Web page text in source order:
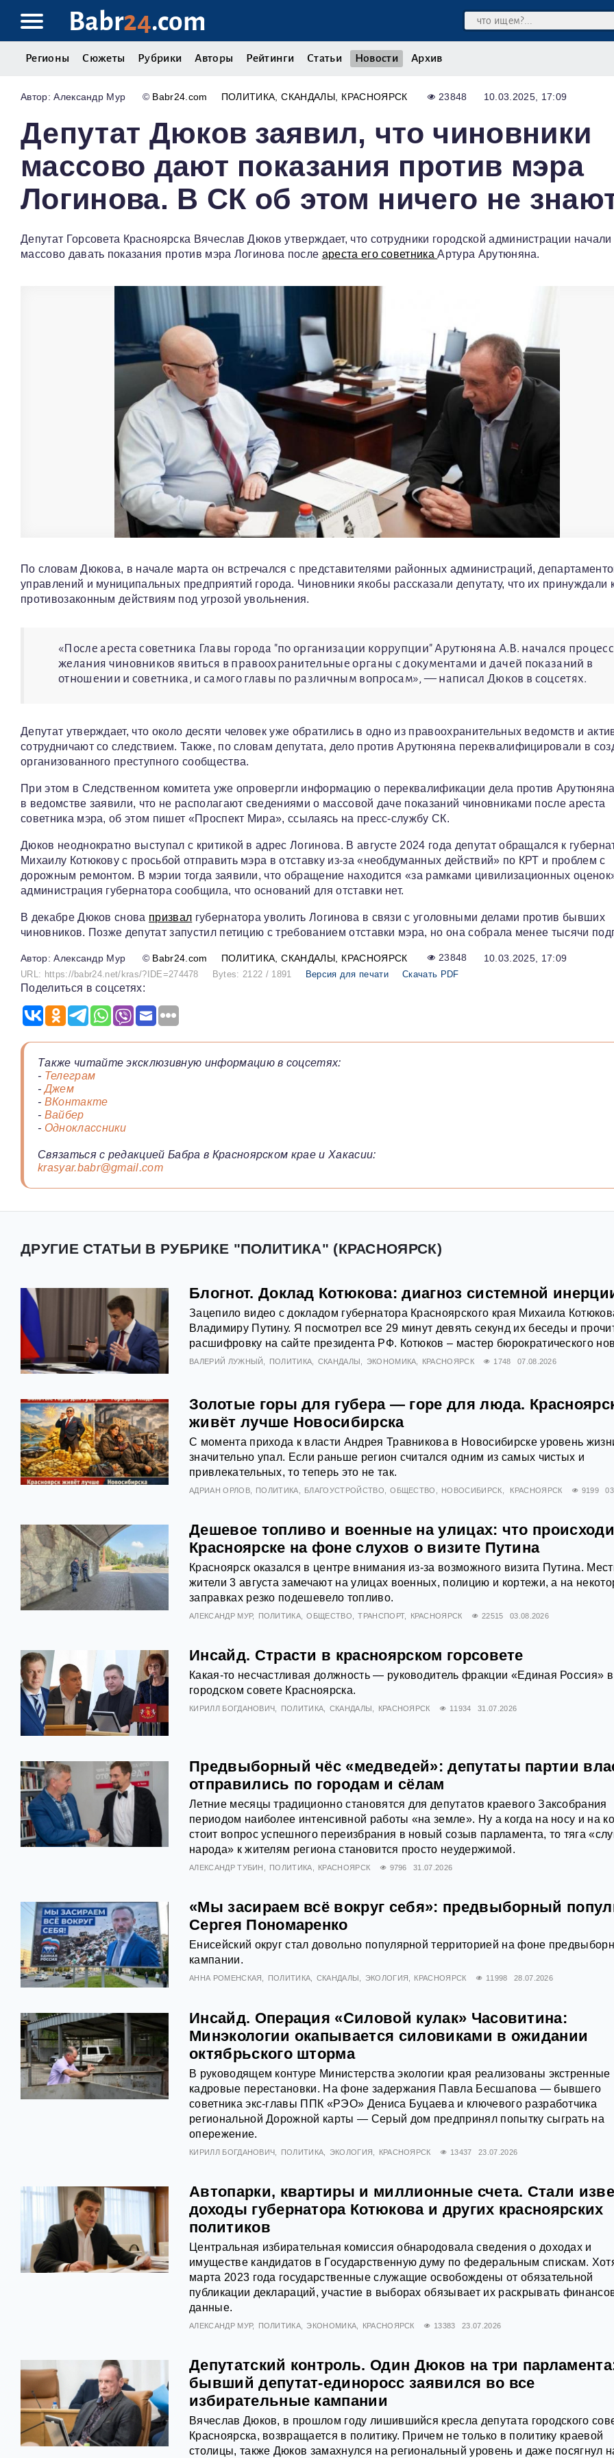
Babr24.com
Регионы Сюжеты Рубрики Авторы Рейтинги Статьи Новости Архив
Александр Мур © Babr24.com ПОЛИТИКА СКАНДАЛЫ КРАСНОЯРСК 23848 10.03.2025, 17:09
Депутат Дюков заявил, что чиновники
массово дают показания против мэра
Логинова. В СК об этом ничего не
Депутат Горсовета Красноярска Вячеслав Дюков утверждает, что сотрудники городской администрации начали
массово давать показания против мэра Логинова после ареста его советникаАртура Арутюняна.
По словам Дюкова, в начале марта он встречался с представителями районных администраций,
управлений и муниципальных предприятий города. Чиновники якобы рассказали депутату, что их принуждали
противозаконным действиям под угрозой увольнения.
«После ареста советника Главы города "по организации коррупции" Арутюняна А.В. начался процесс
желания чиновников явиться в правоохранительные органы с документами и дачей показаний в
отношении и советника, и самого главы по различным вопросам», — написал Дюков в соцсетях.
Депутат утверждает, что около десяти человек уже обратились в одно из правоохранительных ведомств и
сотрудничают со следствием. Также, по словам депутата, дело против Арутюняна переквалифицировали в
организованного преступного сообщества.
При этом в Следственном комитета уже опровергли информацию о переквалификации дела против
в ведомстве заявили, что не располагают сведениями о массовой даче показаний чиновниками после ареста
советника мэра, об этом пишет «Проспект Мира», ссылаясь на пресс-службу СК.
Дюков неоднократно выступал с критикой в адрес Логинова. В августе 2024 года депутат обращался к
Михаилу Котюкову с просьбой отправить мэра в отставку из-за «необдуманных действий» по КРТ и проблем с
дорожным ремонтом. В мэрии тогда заявили, что обращение находится «за рамками цивилизационных
администрация губернатора сообщила, что оснований для отставки нет.
В декабре Дюков снова призвал губернатора уволить Логинова в связи с уголовными делами против бывших
чиновников. Позже депутат запустил петицию с требованием отставки мэра, но она собрала менее тысячи
Александр Мур © Babr24.com ПОЛИТИКА СКАНДАЛЫ КРАСНОЯРСК 23848 10.03.2025, 17:09
URL: https://babr24.net/kras/?IDE=274478 Bytes: 2122 / 1891 Версия для печати Скачать PDF
Поделиться в соцсетях:
Также читайте эксклюзивную информацию в соцсетях:
- Телеграм
-Джем
- ВКонтакте
- Вайбер
- Одноклассники
Связаться с редакцией Бабра в Красноярском крае и Хакасии:
krasyar.babr@gmail.com
ДРУГИЕ СТАТЬИ В РУБРИКЕ "ПОЛИТИКА" (КРАСНОЯРСК)
Блогнот. Доклад Котюкова: диагноз системной
Зацепило видео с докладом губернатора Красноярского края Михаила
Владимиру Путину. Я посмотрел все 29 минут девять секунд их беседы и
расшифровку на сайте президента РФ. Котюков – мастер бюрократического
ВАЛЕРИЙ ЛУЖНЫЙ ПОЛИТИКА СКАНДАЛЫ ЭКОНОМИКА КРАСНОЯРСК 1748 07.08.2026
Золотые горы для губера — горе для люда.
живёт лучше Новосибирска
С момента прихода к власти Андрея Травникова в Новосибирске уровень
значительно упал. Если раньше регион считался одним из самых чистых и
привлекательных, то теперь это не так.
АДРИАН ОРЛОВ ПОЛИТИКА БЛАГОУСТРОЙСТВО ОБЩЕСТВО НОВОСИБИРСК КРАСНОЯРСК 9199
Дешевое топливо и военные на улицах: что
Красноярске на фоне слухов о визите Путина
Красноярск оказался в центре внимания из-за возможного визита Путина.
жители 3 августа замечают на улицах военных, полицию и кортежи, а на
заправках резко подешевело топливо.
АЛЕКСАНДР МУР ПОЛИТИКА ОБЩЕСТВО ТРАНСПОРТ КРАСНОЯРСК 22515 03.08.2026
Инсайд. Страсти в красноярском горсовете
Какая-то несчастливая должность — руководитель фракции «Единая Россия» в
городском совете Красноярска.
КИРИЛЛ БОГДАНОВИЧ ПОЛИТИКА СКАНДАЛЫ КРАСНОЯРСК 11934 31.07.2026
Предвыборный чёс «медведей»: депутаты партии
отправились по городам и сёлам
Летние месяцы традиционно становятся для депутатов краевого Заксобрания
периодом наиболее интенсивной работы «на земле». Ну а когда на носу и на
стоит вопрос успешного переизбрания в новый созыв парламента, то тяга
народа» к жителям региона становится просто неудержимой.
АЛЕКСАНДР ТУБИН ПОЛИТИКА КРАСНОЯРСК 9796 31.07.2026
«Мы засираем всё вокруг себя»: предвыборный
Сергея Пономаренко
Енисейский округ стал довольно популярной территорией на фоне
кампании.
АННА РОМЕНСКАЯ ПОЛИТИКА СКАНДАЛЫ ЭКОЛОГИЯ КРАСНОЯРСК 11998 28.07.2026
Инсайд. Операция «Силовой кулак» Часовитина:
Минэкологии окапывается силовиками в ожидании
октябрьского шторма
В руководящем контуре Министерства экологии края реализованы экстренные
кадровые перестановки. На фоне задержания Павла Бесшапова — бывшего
советника экс-главы ППК «РЭО» Дениса Буцаева и ключевого разработчика
региональной Дорожной карты — Серый дом предпринял попытку сыграть на
опережение.
КИРИЛЛ БОГДАНОВИЧ ПОЛИТИКА ЭКОЛОГИЯ КРАСНОЯРСК 13437 23.07.2026
Автопарки, квартиры и миллионные счета. Стали
доходы губернатора Котюкова и других красноярских
политиков
Центральная избирательная комиссия обнародовала сведения о доходах и
имуществе кандидатов в Государственную думу по федеральным спискам.
марта 2023 года государственные служащие освобождены от обязательной
публикации деклараций, участие в выборах обязывает их раскрывать
данные.
АЛЕКСАНДР МУР ПОЛИТИКА ЭКОНОМИКА КРАСНОЯРСК 13383 23.07.2026
Депутатский контроль. Один Дюков на три
бывший депутат-единоросс заявился во все
избирательные кампании
Вячеслав Дюков, в прошлом году лишившийся кресла депутата городского
Красноярска, возвращается в политику. Причем не только в политику краевой
столицы, также Дюков замахнулся на региональный уровень и даже посягнул